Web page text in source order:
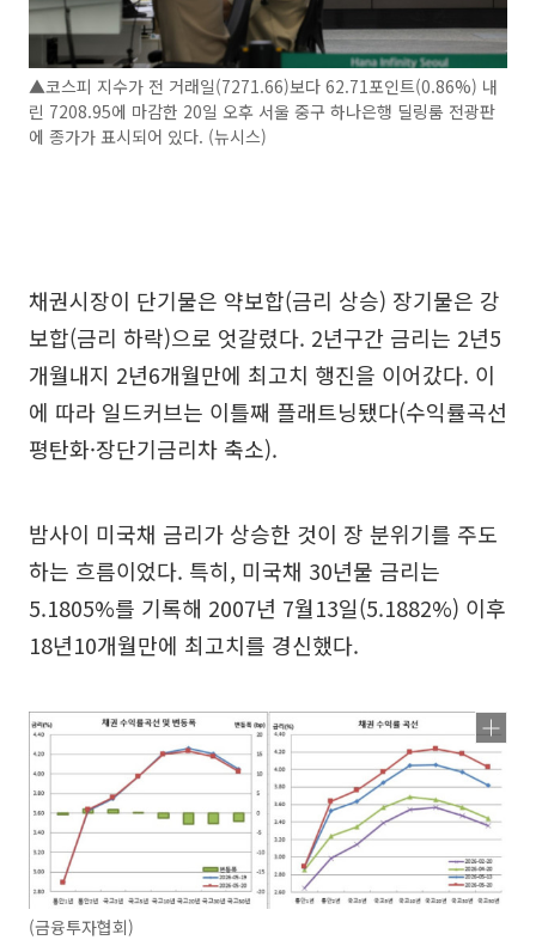
▲코스피 지수가 전 거래일(7271.66)보다 62.71포인트(0.86%) 내
린 7208.95에 마감한 20일 오후 서울 중구 하나은행 딜링룸 전광판
에 종가가 표시되어 있다. (뉴시스)
채권시장이 단기물은 약보합(금리 상승) 장기물은 강
보합(금리 하락)으로 엇갈렸다. 2년구간 금리는 2년5
개월내지 2년6개월만에 최고치 행진을 이어갔다. 이
에 따라 일드커브는 이틀째 플래트닝됐다(수익률곡선
평탄화·장단기금리차 축소).
밤사이 미국채 금리가 상승한 것이 장 분위기를 주도
하는 흐름이었다. 특히, 미국채 30년물 금리는
5.1805%를 기록해 2007년 7월13일(5.1882%) 이후
18년10개월만에 최고치를 경신했다.
(금융투자협회)